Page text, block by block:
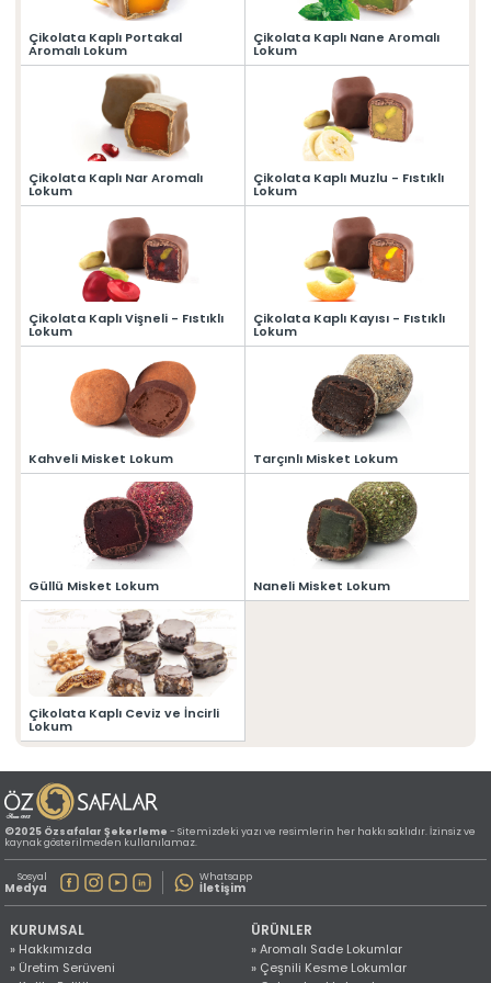
» Üretim Serüveni
» Kalite Politikamız
» İnsan Kaynakları
MULTIMEDYA
» Online Katalog
Bize Ulaşın
» Konum Bilgilerimiz
» Çeşnili Kesme Lokumlar
» Geleneksel Lokumlar
» Sarma Lokumlar
» Çikolata Kaplı Lokumlar
» Şerit Lokumlar
» Special Lokumlar
» Sucuk Lokumlar
» Special Paketli Lokumlar
» Geleneksel Paketli Lokumlar
Tüm hakkı saklıdır. Sitemizde kullanılan tüm içerik ve görseller
©2025 Özsafalar Şekerleme'ye ait olup izinsiz kullanımı hukuki yaptırıma tabidir.
Special Paketli Lokumlar
Geleneksel Paketli Lokumlar
Tüm Ürünler
ÖZSAFALAR
Hakkımızda
Üretim Serüveni
Kalite Politikamız
Mağazalarımız
Foto Galeri
Kariyer
İletişim
Çikolata Kaplı Portakal
Aromalı Lokum
Çikolata Kaplı Nane Aromalı
Lokum
Çikolata Kaplı Nar Aromalı
Lokum
Çikolata Kaplı Muzlu - Fıstıklı
Lokum
Çikolata Kaplı Vişneli - Fıstıklı
Lokum
Çikolata Kaplı Kayısı - Fıstıklı
Lokum
Kahveli Misket Lokum Tarçınlı Misket Lokum
Güllü Misket Lokum Naneli Misket Lokum
Çikolata Kaplı Ceviz ve İncirli
Lokum
©2025 Özsafalar Şekerleme- Sitemizdeki yazı ve resimlerin her hakkı saklıdır. İzinsiz ve
kaynak gösterilmeden kullanılamaz.
Sosyal
Medya
Whatsapp
İletişim
KURUMSAL
» Hakkımızda
» Üretim Serüveni
ÜRÜNLER
» Aromalı Sade Lokumlar
» Çeşnili Kesme Lokumlar